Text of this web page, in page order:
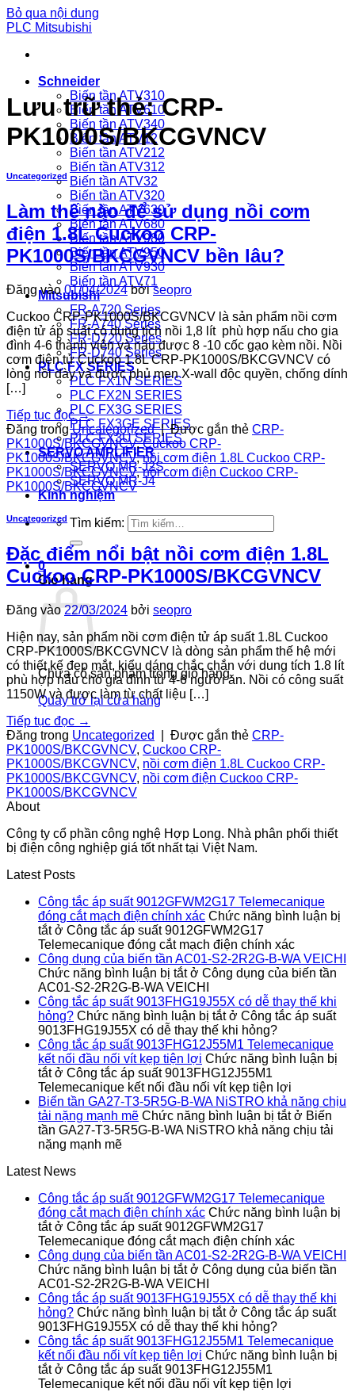
Bỏ qua nội dung
PLC Mitsubishi
Schneider
Biến tần ATV310
Biến tần ATV610
Biến tần ATV340
Biến tần ATV12
Biến tần ATV212
Biến tần ATV312
Biến tần ATV32
Biến tần ATV320
Biến tần ATV630
Biến tần ATV680
Biến tần ATV980
Biến tần ATV950
Biến tần ATV930
Biến tần ATV71
Mitsubishi
FR-A720 Series
FR-A740 Series
FR-D720 Series
FR-D740 Series
PLC FX SERIES
PLC FX1N SERIES
PLC FX2N SERIES
PLC FX3G SERIES
PLC FX3GE SERIES
PLC FX3U SERIES
SERVO AMPLIFIER
SERVO MR-J2S
SERVO MR-J4
Kinh nghiệm
Tìm kiếm:
0
Giỏ hàng
Chưa có sản phẩm trong giỏ hàng.
Quay trở lại cửa hàng
Lưu trữ thẻ:CRP-
PK1000S/BKCGVNCV
Uncategorized
Làm thế nào để sử dụng nồi cơm
điện 1.8L Cuckoo CRP-
PK1000S/BKCGVNCV bền lâu?
Đăng vào01/04/2024 bởiseopro
Cuckoo CRP-PK1000S/BKCGVNCV là sản phẩm nồi cơm
điện tử áp suất có dung tích nồi 1,8 lít phù hợp nấu cho gia
đình 4-6 thành viên và nấu được 8 -10 cốc gạo kèm nồi. Nồi
cơm điện tử Cuckoo 1.8L CRP-PK1000S/BKCGVNCV có
lòng nồi dày và được phủ men X-wall độc quyền, chống dính
[…]
Tiếp tục đọc→
Đăng trongUncategorized | Được gắn thẻ CRP-
PK1000S/BKCGVNCV,Cuckoo CRP-
PK1000S/BKCGVNCV,nồi cơm điện 1.8L Cuckoo CRP-
PK1000S/BKCGVNCV,nồi cơm điện Cuckoo CRP-
PK1000S/BKCGVNCV
Uncategorized
Đặc điểm nổi bật nồi cơm điện 1.8L
Cuckoo CRP-PK1000S/BKCGVNCV
Đăng vào22/03/2024 bởi seopro
Hiện nay, sản phẩm nồi cơm điện tử áp suất 1.8L Cuckoo
CRP-PK1000S/BKCGVNCV là dòng sản phẩm thế hệ mới
có thiết kế đẹp mắt, kiểu dáng chắc chắn với dung tích 1.8 lít
phù hợp nấu cho gia đình từ 4-6 người ăn. Nồi có công suất
1150W và được làm từ chất liệu […]
Tiếp tục đọc →
Đăng trong Uncategorized Được gắn thẻ CRP-
PK1000S/BKCGVNCV, Cuckoo CRP-
PK1000S/BKCGVNCV, nồi cơm điện 1.8L Cuckoo CRP-
PK1000S/BKCGVNCV, nồi cơm điện Cuckoo CRP-
PK1000S/BKCGVNCV
About
Công ty cổ phần công nghệ Hợp Long. Nhà phân phối thiết
bị điện công nghiệp giá tốt nhất tại Việt Nam.
Latest Posts
Công tắc áp suất 9012GFWM2G17 Telemecanique
đóng cắt mạch điện chính xác Chức năng bình luận bị
tắtở Công tắc áp suất 9012GFWM2G17
Telemecanique đóng cắt mạch điện chính xác
Công dụng của biến tần AC01-S2-2R2G-B-WA VEICHI
Chức năng bình luận bị tắtở Công dụng của biến tần
AC01-S2-2R2G-B-WA VEICHI
Công tắc áp suất 9013FHG19J55X có dễ thay thế khi
hỏng? Chức năng bình luận bị tắtở Công tắc áp suất
9013FHG19J55X có dễ thay thế khi hỏng?
Công tắc áp suất 9013FHG12J55M1 Telemecanique
kết nối đầu nối vít kẹp tiện lợi Chức năng bình luận bị
tắtở Công tắc áp suất 9013FHG12J55M1
Telemecanique kết nối đầu nối vít kẹp tiện lợi
Biến tần GA27-T3-5R5G-B-WA NiSTRO khả năng chịu
tải nặng mạnh mẽ Chức năng bình luận bị tắtở Biến
tần GA27-T3-5R5G-B-WA NiSTRO khả năng chịu tải
nặng mạnh mẽ
Latest News
Công tắc áp suất 9012GFWM2G17 Telemecanique
đóng cắt mạch điện chính xác Chức năng bình luận bị
tắtở Công tắc áp suất 9012GFWM2G17
Telemecanique đóng cắt mạch điện chính xác
Công dụng của biến tần AC01-S2-2R2G-B-WA VEICHI
Chức năng bình luận bị tắtở Công dụng của biến tần
AC01-S2-2R2G-B-WA VEICHI
Công tắc áp suất 9013FHG19J55X có dễ thay thế khi
hỏng? Chức năng bình luận bị tắtở Công tắc áp suất
9013FHG19J55X có dễ thay thế khi hỏng?
Công tắc áp suất 9013FHG12J55M1 Telemecanique
kết nối đầu nối vít kẹp tiện lợi Chức năng bình luận bị
tắtở Công tắc áp suất 9013FHG12J55M1
Telemecanique kết nối đầu nối vít kẹp tiện lợi